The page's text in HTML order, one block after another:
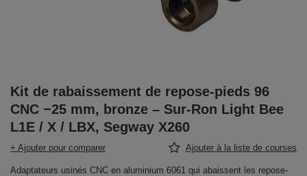
Kit de rabaissement de repose-pieds 96
CNC −25 mm, bronze – Sur-Ron Light Bee
L1E / X / LBX, Segway X260
+ Ajouter pour comparer Ajouter à la liste de courses
Adaptateurs usinés CNC en aluminium 6061 qui abaissent les repose-